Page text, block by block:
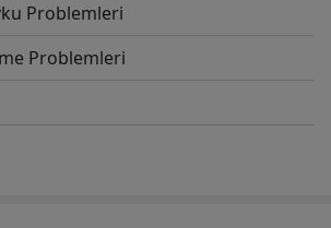
Problemleri
Problemleri